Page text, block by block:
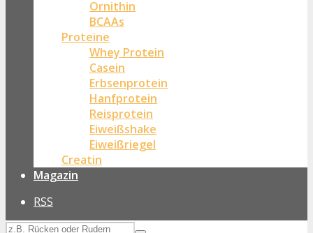
Ornithin
BCAAs
Proteine
Whey Protein
Casein
Erbsenprotein
Hanfprotein
Reisprotein
Eiweißshake
Eiweißriegel
Creatin
Magazin
RSS